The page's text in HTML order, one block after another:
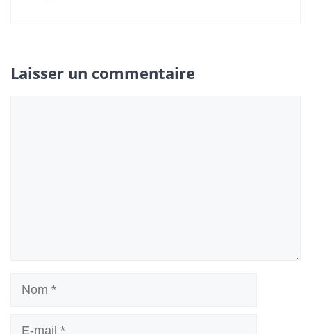
Laisser un commentaire